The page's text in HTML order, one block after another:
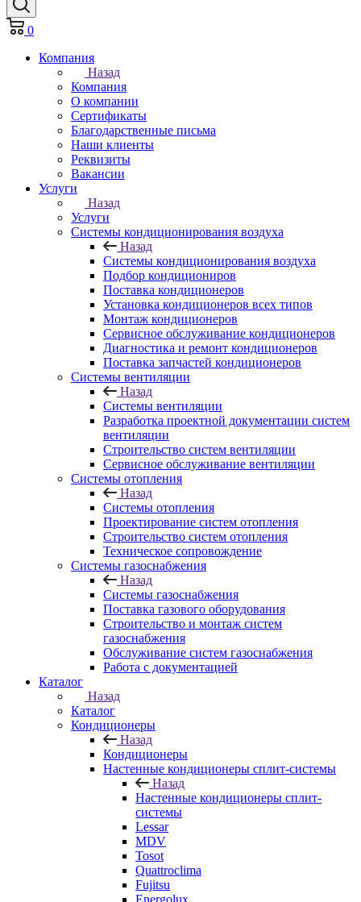
0
Компания
Назад
Компания
О компании
Сертификаты
Благодарственные письма
Наши клиенты
Реквизиты
Вакансии
Услуги
Назад
Услуги
Системы кондиционирования воздуха
Назад
Системы кондиционирования воздуха
Подбор кондициониров
Поставка кондиционеров
Установка кондиционеров всех типов
Монтаж кондиционеров
Сервисное обслуживание кондиционеров
Диагностика и ремонт кондиционеров
Поставка запчастей кондиционеров
Системы вентиляции
Назад
Системы вентиляции
Разработка проектной документации систем
вентиляции
Строительство систем вентиляции
Сервисное обслуживание вентиляции
Системы отопления
Назад
Системы отопления
Проектирование систем отопления
Строительство систем отопления
Техническое сопровождение
Системы газоснабжения
Назад
Системы газоснабжения
Поставка газового оборудования
Строительство и монтаж систем
газоснабжения
Обслуживание систем газоснабжения
Работа с документацией
Каталог
Назад
Каталог
Кондиционеры
Назад
Кондиционеры
Настенные кондиционеры сплит-системы
Назад
Настенные кондиционеры сплит-
системы
Lessar
MDV
Tosot
Quattroclima
Fujitsu
Energolux